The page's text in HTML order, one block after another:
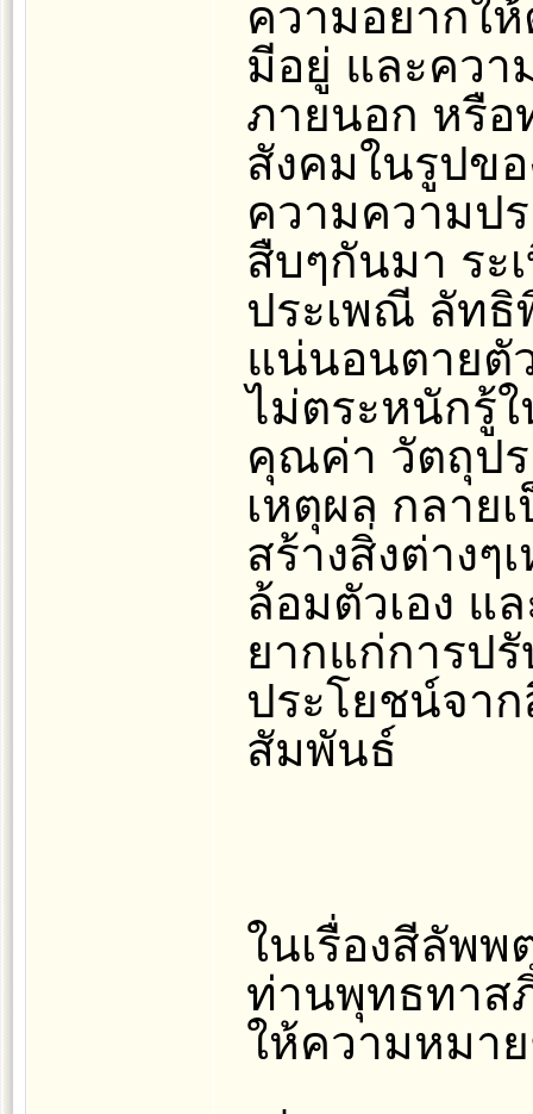
ความอยากใ
มีอยู่ และคว
ภายนอก หรือ
สังคมในรูปข
ความความป
สืบๆกันมา ระ
ประเพณี ลัท
แน่นอนตายตั
ไม่ตระหนักรู้
คุณค่า วัตถุป
เหตุผล กลาย
สร้างสิ่งต่าง
ล้อมตัวเอง แ
ยากแก่การป
ประโยชน์จา
สัมพันธ์
ในเรื่องสีลัพ
ท่านพุทธทาส
ให้ความหมา